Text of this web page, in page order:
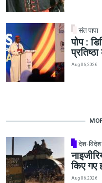
संत पापा
पोप :
Aug 06, 2026
देश-विदेश
किए गए
Aug 06, 2026